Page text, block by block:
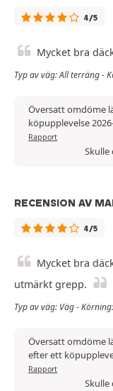
4/5
Mycket bra
Typ av väg: All terräng -
Översatt omdöme
köpupplevelse
Rapport
Skulle
RECENSION AV
4/5
Mycket bra
utmärkt grepp.
Typ av väg: Väg -
Översatt omdöme
efter ett
Rapport
Skulle